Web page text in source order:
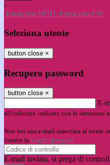
-
Entra con SPID Entra con CIE
Seleziona utente
button close ×
Recupero password
button close ×
E-
all'indirizzo indicato con le istruzioni
Non hai una e-mail associata al nome
tramite la Login Spaggiari
E-mail inviata, si prega di